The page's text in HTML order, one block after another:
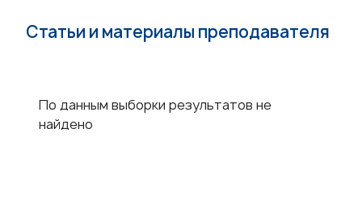
Статьи и материалы преподавателя
По данным выборки результатов не
найдено